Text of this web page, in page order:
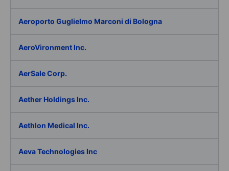
Aeroporto Guglielmo Marconi di Bologna
AeroVironment Inc.
AerSale Corp.
Aether Holdings Inc.
Aethlon Medical Inc.
Aeva Technologies Inc